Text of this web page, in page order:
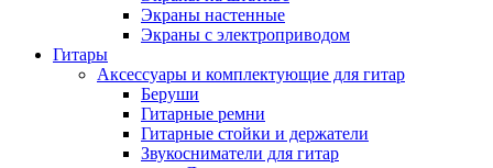
Экраны настенные
Экраны с электроприводом
Гитары
Аксессуары и комплектующие для гитар
Беруши
Гитарные ремни
Гитарные стойки и держатели
Звукосниматели для гитар